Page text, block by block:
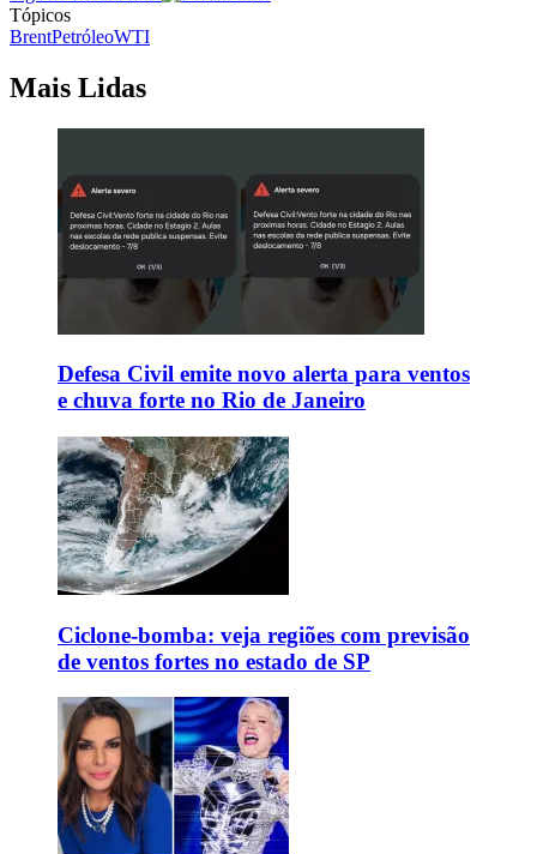
Tópicos
BrentPetróleoWTI
Mais Lidas
Defesa Civil emite novo alerta para ventos
e chuva forte no Rio de Janeiro
Ciclone-bomba: veja regiões com previsão
de ventos fortes no estado de SP